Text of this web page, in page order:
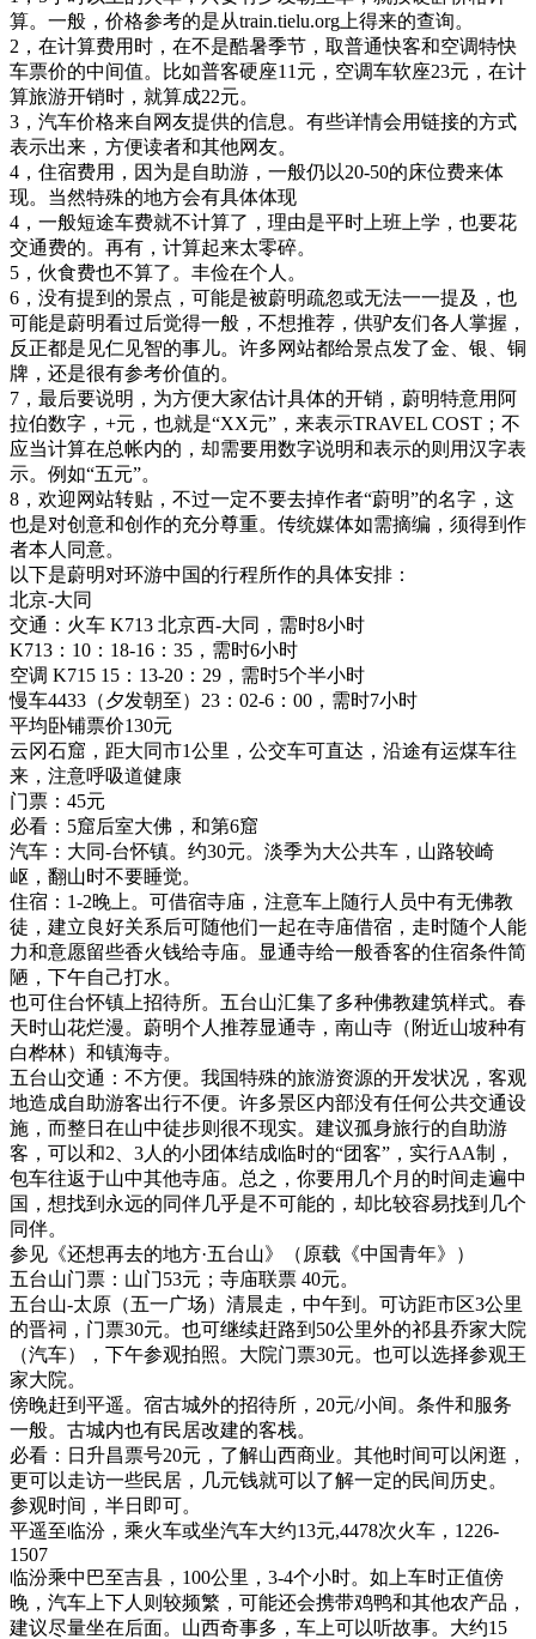
算。一般，价格参考的是从train.tielu.org上得来的查询。
2，在计算费用时，在不是酷暑季节，取普通快客和空调特快
车票价的中间值。比如普客硬座11元，空调车软座23元，在计
算旅游开销时，就算成22元。
3，汽车价格来自网友提供的信息。有些详情会用链接的方式
表示出来，方便读者和其他网友。
4，住宿费用，因为是自助游，一般仍以20-50的床位费来体
现。当然特殊的地方会有具体体现
4，一般短途车费就不计算了，理由是平时上班上学，也要花
交通费的。再有，计算起来太零碎。
5，伙食费也不算了。丰俭在个人。
6，没有提到的景点，可能是被蔚明疏忽或无法一一提及，也
可能是蔚明看过后觉得一般，不想推荐，供驴友们各人掌握，
反正都是见仁见智的事儿。许多网站都给景点发了金、银、铜
牌，还是很有参考价值的。
7，最后要说明，为方便大家估计具体的开销，蔚明特意用阿
拉伯数字，+元，也就是“XX元”，来表示TRAVEL COST；不
应当计算在总帐内的，却需要用数字说明和表示的则用汉字表
示。例如“五元”。
8，欢迎网站转贴，不过一定不要去掉作者“蔚明”的名字，这
也是对创意和创作的充分尊重。传统媒体如需摘编，须得到作
者本人同意。
以下是蔚明对环游中国的行程所作的具体安排：
北京-大同
交通：火车 K713 北京西-大同，需时8小时
K713：10：18-16：35，需时6小时
空调 K715 15：13-20：29，需时5个半小时
慢车4433（夕发朝至）23：02-6：00，需时7小时
平均卧铺票价130元
云冈石窟，距大同市1公里，公交车可直达，沿途有运煤车往
来，注意呼吸道健康
门票：45元
必看：5窟后室大佛，和第6窟
汽车：大同-台怀镇。约30元。淡季为大公共车，山路较崎
岖，翻山时不要睡觉。
住宿：1-2晚上。可借宿寺庙，注意车上随行人员中有无佛教
徒，建立良好关系后可随他们一起在寺庙借宿，走时随个人能
力和意愿留些香火钱给寺庙。显通寺给一般香客的住宿条件简
陋，下午自己打水。
也可住台怀镇上招待所。五台山汇集了多种佛教建筑样式。春
天时山花烂漫。蔚明个人推荐显通寺，南山寺（附近山坡种有
白桦林）和镇海寺。
五台山交通：不方便。我国特殊的旅游资源的开发状况，客观
地造成自助游客出行不便。许多景区内部没有任何公共交通设
施，而整日在山中徒步则很不现实。建议孤身旅行的自助游
客，可以和2、3人的小团体结成临时的“团客”，实行AA制，
包车往返于山中其他寺庙。总之，你要用几个月的时间走遍中
国，想找到永远的同伴几乎是不可能的，却比较容易找到几个
同伴。
参见《还想再去的地方·五台山》（原载《中国青年》）
五台山门票：山门53元；寺庙联票 40元。
五台山-太原（五一广场）清晨走，中午到。可访距市区3公里
的晋祠，门票30元。也可继续赶路到50公里外的祁县乔家大院
（汽车），下午参观拍照。大院门票30元。也可以选择参观王
家大院。
傍晚赶到平遥。宿古城外的招待所，20元/小间。条件和服务
一般。古城内也有民居改建的客栈。
必看：日升昌票号20元，了解山西商业。其他时间可以闲逛，
更可以走访一些民居，几元钱就可以了解一定的民间历史。
参观时间，半日即可。
平遥至临汾，乘火车或坐汽车大约13元,4478次火车，1226-
1507
临汾乘中巴至吉县，100公里，3-4个小时。如上车时正值傍
晚，汽车上下人则较频繁，可能还会携带鸡鸭和其他农产品，
建议尽量坐在后面。山西奇事多，车上可以听故事。大约15